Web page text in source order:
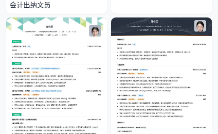
会计出纳文员